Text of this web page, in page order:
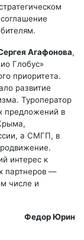
Агафонова,
Глобус»
приоритета.
развитие
Туроператор
предложений в
а СМГП, в
интерес к
партнеров —
числе и
Федор Юрин